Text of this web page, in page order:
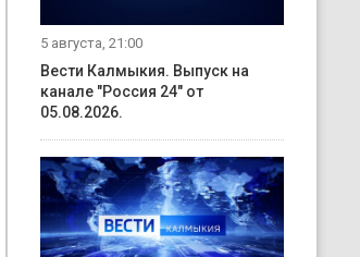
5 августа, 21:00
Вести Калмыкия. Выпуск на
канале "Россия 24" от
05.08.2026.